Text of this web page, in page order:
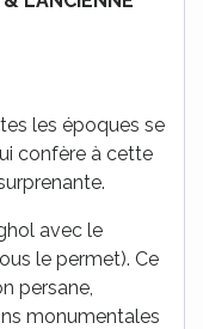
les époques se
confère à cette
avec le
le permet). Ce
persane,
monumentales